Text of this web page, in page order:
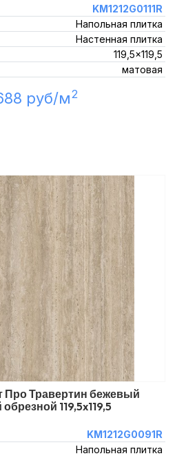
KM1212G0111R
Напольная плитка
Настенная плитка
119,5x119,5
матовая
руб/м2
Про Травертин бежевый
119,5x119,5
KM1212G0091R
Напольная плитка